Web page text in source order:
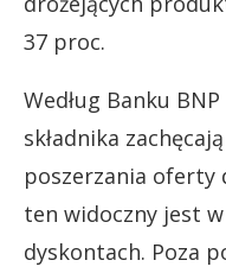
37 proc.
Według Banku
składnika
poszerzania oferty
ten widoczny jest
dyskontach. Poza